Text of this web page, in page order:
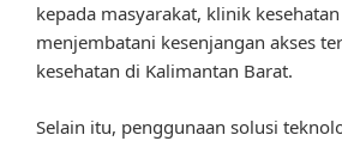
kepada masyarakat, klinik
menjembatani kesenjangan akses
kesehatan di Kalimantan Barat.
Selain itu, penggunaan solusi